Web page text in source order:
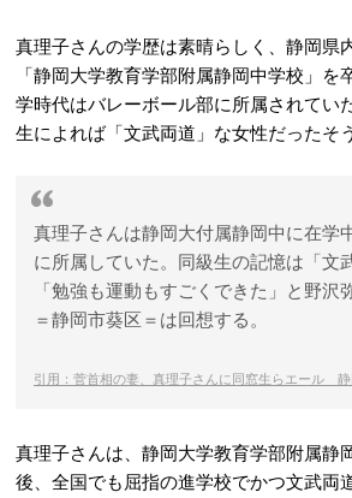
真理子さんの学歴は素晴らしく、静岡県
「静岡大学教育学部附属静岡中学校」を
学時代はバレーボール部に所属されてい
生によれば「文武両道」な女性だったそ
真理子さんは静岡大付属静岡中に在学
に所属していた。同級生の記憶は「文
「勉強も運動もすごくできた」と野沢
＝静岡市葵区＝は回想する。
引用：菅首相の妻、真理子さんに同窓生らエール
真理子さんは、静岡大学教育学部附属静
後、全国でも屈指の進学校でかつ文武両